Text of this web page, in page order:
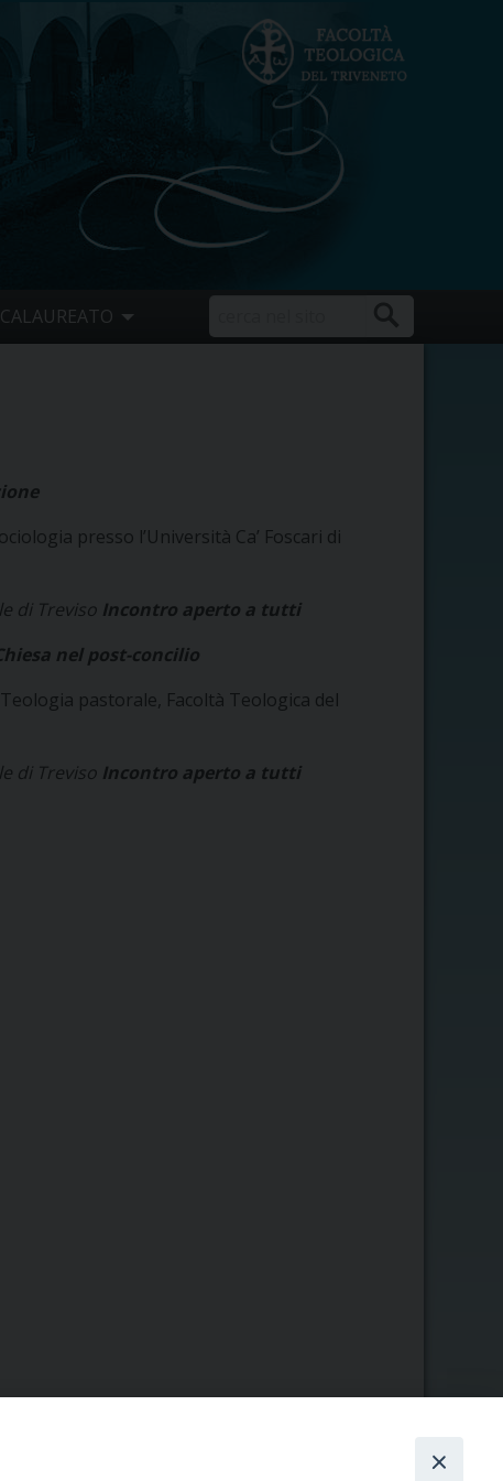
presso l’Università Ca’ Foscari di
di Treviso Incontro aperto a tutti
nel post-concilio
pastorale, Facoltà Teologica del
di Treviso Incontro aperto a tutti